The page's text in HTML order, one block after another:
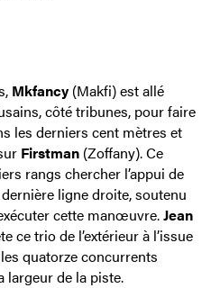
Mkfancy (Makfi) est allé
côté tribunes, pour faire
les derniers cent mètres et
Firstman (Zoffany). Ce
rangs chercher l’appui de
dernière ligne droite, soutenu
cette manœuvre.Jean
ce trio de l’extérieur à l’issue
quatorze concurrents
largeur de la piste.